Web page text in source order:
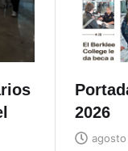
2026
agosto